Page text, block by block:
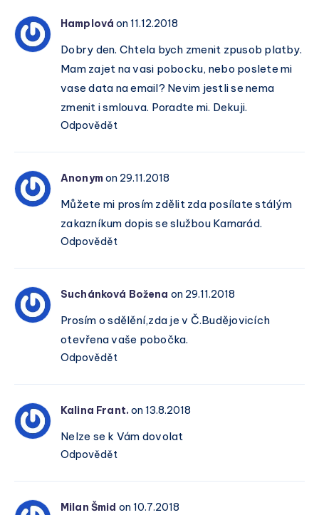
Hamplová on 11.12.2018
Dobry den. Chtela bych zmenit zpusob platby.
Mam zajet na vasi pobocku, nebo poslete mi
vase data na email? Nevim jestli se nema
zmenit i smlouva. Poradte mi. Dekuji.
Odpovědět
Anonymon 29.11.2018
Můžete mi prosím zdělit zda posílate stálým
zakazníkum dopis se službou Kamarád.
Odpovědět
Suchánková Božena on 29.11.2018
Prosím o sdělění,zda je v Č.Budějovicích
otevřena vaše pobočka.
Odpovědět
Kalina Frant. on 13.8.2018
Nelze se k Vám dovolat
Odpovědět
Milan Šmid on 10.7.2018